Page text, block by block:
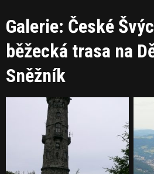
Galerie: České
běžecká trasa na
Sněžník